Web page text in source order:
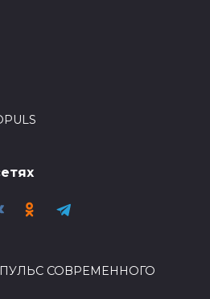
ПУЛЬС СОВРЕМЕННОГО